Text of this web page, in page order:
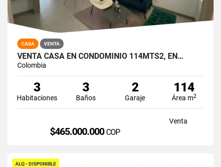
CASA VENTA
VENTA CASA EN CONDOMINIO 114MTS2, EN…
Colombia
3
Habitaciones
3
Baños
2
Garaje
114
Área m2
Venta
$465.000.000 COP
ALQ - DISPONIBLE